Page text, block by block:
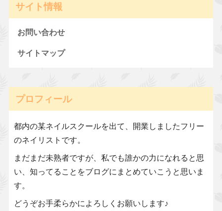
サイト情報
お問い合わせ
サイトマップ
プロフィール
都内の某ネイルスクールを出て、開業しましたフリー
のネイリストです。
まだまだ未熟者ですが、私でも誰かの力になれると思
い、知ってることをブログにまとめていこうと思いま
す。
どうぞお手柔らかによろしくお願いします♪